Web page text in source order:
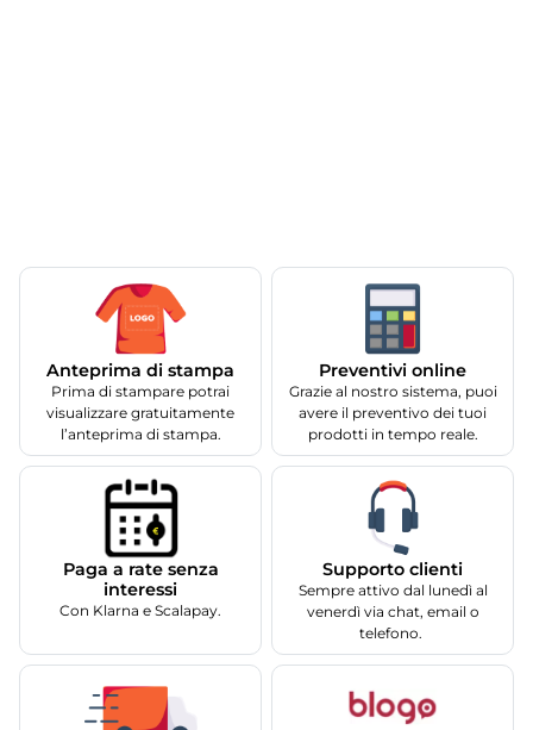
Anteprima di stampa
Prima di stampare potrai
visualizzare gratuitamente
l’anteprima di stampa.
Preventivi online
Grazie al nostro sistema, puoi
avere il preventivo dei tuoi
prodotti in tempo reale.
Paga a rate senza
interessi
Con Klarna e Scalapay.
Supporto clienti
Sempre attivo dal lunedì al
venerdì via chat, email o
telefono.